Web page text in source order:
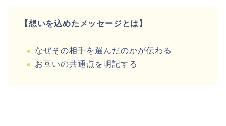
【想いを込めたメッセージとは】
なぜその相手を選んだのかが伝わる
お互いの共通点を明記する